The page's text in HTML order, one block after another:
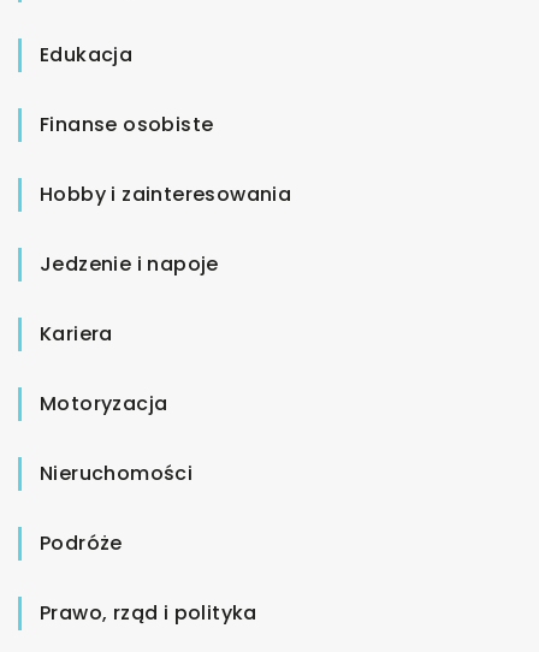
Edukacja
Finanse osobiste
Hobby i zainteresowania
Jedzenie i napoje
Kariera
Motoryzacja
Nieruchomości
Podróże
Prawo, rząd i polityka